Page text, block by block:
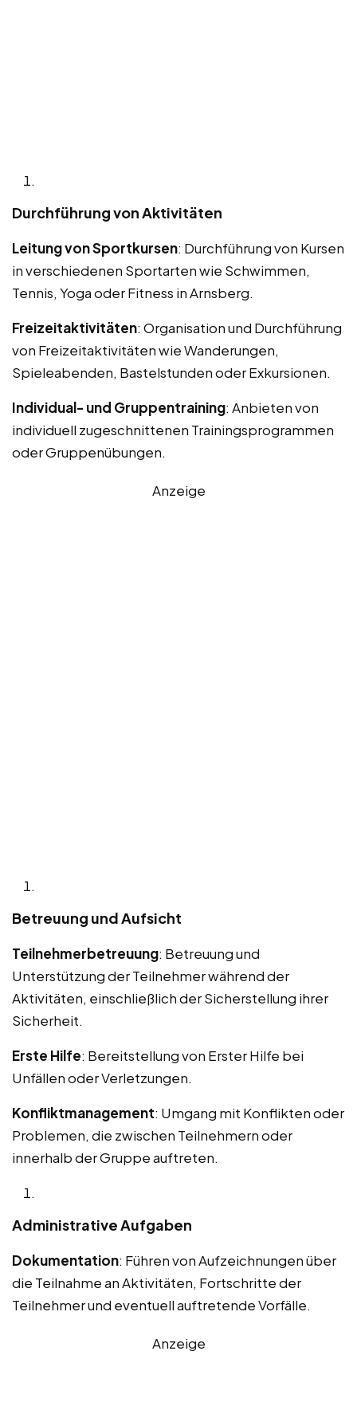
Durchführung von Aktivitäten
Leitung von Sportkursen: Durchführung von Kursen
in verschiedenen Sportarten wie Schwimmen,
Tennis, Yoga oder Fitness in Arnsberg.
Freizeitaktivitäten: Organisation und Durchführung
von Freizeitaktivitäten wie Wanderungen,
Spieleabenden, Bastelstunden oder Exkursionen.
Individual- und Gruppentraining: Anbieten von
individuell zugeschnittenen Trainingsprogrammen
oder Gruppenübungen.
Anzeige
Betreuung und Aufsicht
Teilnehmerbetreuung: Betreuung und
Unterstützung der Teilnehmer während der
Aktivitäten, einschließlich der Sicherstellung ihrer
Sicherheit.
Erste Hilfe: Bereitstellung von Erster Hilfe bei
Unfällen oder Verletzungen.
Konfliktmanagement: Umgang mit Konflikten oder
Problemen, die zwischen Teilnehmern oder
innerhalb der Gruppe auftreten.
Administrative Aufgaben
Dokumentation: Führen von Aufzeichnungen über
die Teilnahme an Aktivitäten, Fortschritte der
Teilnehmer und eventuell auftretende Vorfälle.
Anzeige